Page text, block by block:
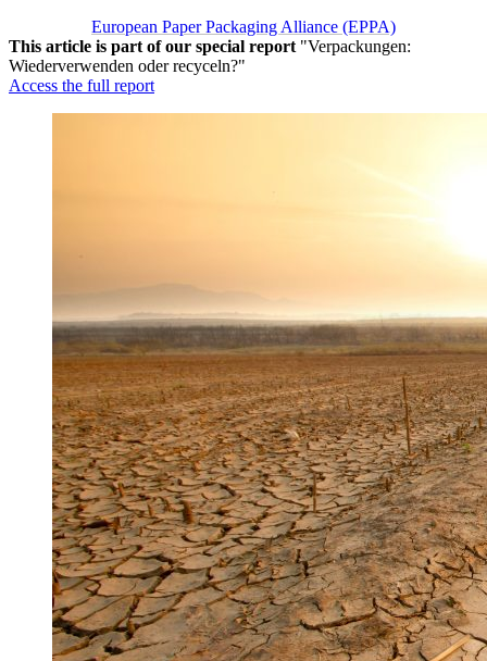
European Paper Packaging Alliance (EPPA)
This article is part of our special report "Verpackungen:
Wiederverwenden oder recyceln?"
Access the full report